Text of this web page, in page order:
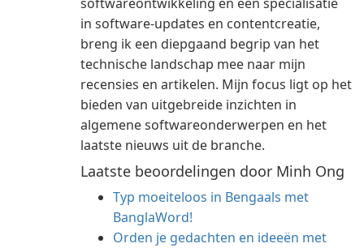
in software-updates en contentcreatie,
breng ik een diepgaand begrip van het
technische landschap mee naar mijn
recensies en artikelen. Mijn focus ligt op het
bieden van uitgebreide inzichten in
algemene softwareonderwerpen en het
laatste nieuws uit de branche.
Laatste beoordelingen door Minh Ong
Typ moeiteloos in Bengaals met
BanglaWord!
Orden je gedachten en ideeën met